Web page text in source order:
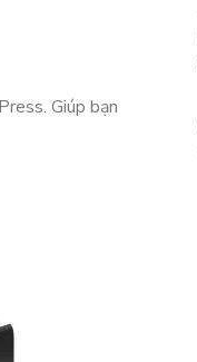
Giúp bạn